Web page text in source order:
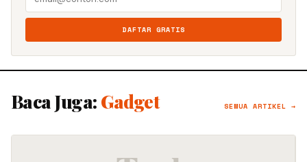
DAFTAR GRATIS
Baca Juga: Gadget SEMUA ARTIKEL →